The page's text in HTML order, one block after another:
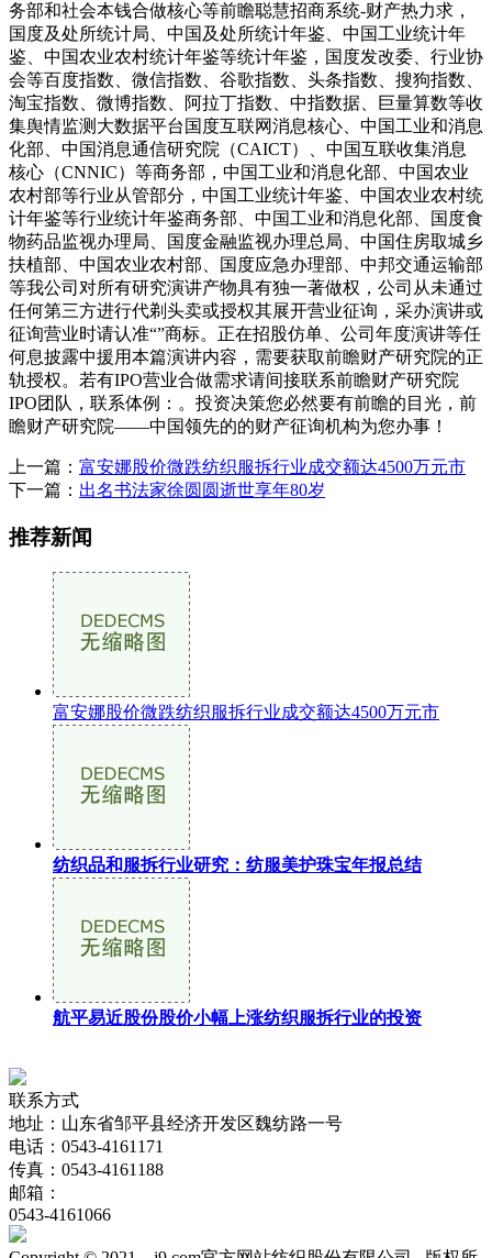
务部和社会本钱合做核心等前瞻聪慧招商系统-财产热力求，
国度及处所统计局、中国及处所统计年鉴、中国工业统计年
鉴、中国农业农村统计年鉴等统计年鉴，国度发改委、行业协
会等百度指数、微信指数、谷歌指数、头条指数、搜狗指数、
淘宝指数、微博指数、阿拉丁指数、中指数据、巨量算数等收
集舆情监测大数据平台国度互联网消息核心、中国工业和消息
化部、中国消息通信研究院（CAICT）、中国互联收集消息
核心（CNNIC）等商务部，中国工业和消息化部、中国农业
农村部等行业从管部分，中国工业统计年鉴、中国农业农村统
计年鉴等行业统计年鉴商务部、中国工业和消息化部、国度食
物药品监视办理局、国度金融监视办理总局、中国住房取城乡
扶植部、中国农业农村部、国度应急办理部、中邦交通运输部
等我公司对所有研究演讲产物具有独一著做权，公司从未通过
任何第三方进行代剃头卖或授权其展开营业征询，采办演讲或
征询营业时请认准“”商标。正在招股仿单、公司年度演讲等任
何息披露中援用本篇演讲内容，需要获取前瞻财产研究院的正
轨授权。若有IPO营业合做需求请间接联系前瞻财产研究院
IPO团队，联系体例：。投资决策您必然要有前瞻的目光，前
瞻财产研究院——中国领先的的财产征询机构为您办事！
上一篇： 富安娜股价微跌纺织服拆行业成交额达4500万元市
下一篇： 出名书法家徐圆圆逝世享年80岁
推荐新闻
富安娜股价微跌纺织服拆行业成交额达4500万元市
纺织品和服拆行业研究：纺服美护珠宝年报总结
航平易近股份股价小幅上涨纺织服拆行业的投资
联系方式
地址：山东省邹平县经济开发区魏纺路一号
电话：0543-4161171
传真：0543-4161188
邮箱：
0543-4161066